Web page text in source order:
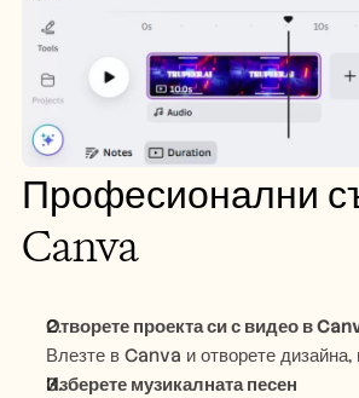
Професионални
Canva
Отворете проекта си с видео в
Влезте в Canva и отворете
Изберете музикалната песен